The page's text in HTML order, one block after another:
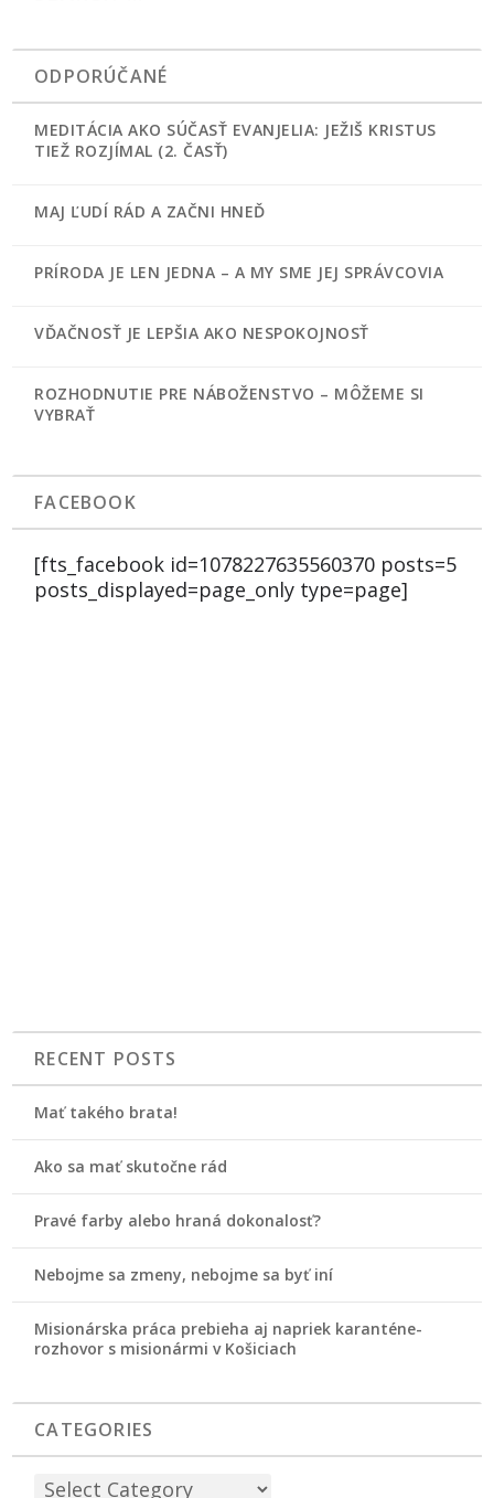
ODPORÚČANÉ
MEDITÁCIA AKO SÚČASŤ EVANJELIA: JEŽIŠ KRISTUS
TIEŽ ROZJÍMAL (2. ČASŤ)
MAJ ĽUDÍ RÁD A ZAČNI HNEĎ
PRÍRODA JE LEN JEDNA – A MY SME JEJ SPRÁVCOVIA
VĎAČNOSŤ JE LEPŠIA AKO NESPOKOJNOSŤ
ROZHODNUTIE PRE NÁBOŽENSTVO – MÔŽEME SI
VYBRAŤ
FACEBOOK
[fts_facebook id=1078227635560370 posts=5
posts_displayed=page_only type=page]
RECENT POSTS
Mať takého brata!
Ako sa mať skutočne rád
Pravé farby alebo hraná dokonalosť?
Nebojme sa zmeny, nebojme sa byť iní
Misionárska práca prebieha aj napriek karanténe-
rozhovor s misionármi v Košiciach
CATEGORIES